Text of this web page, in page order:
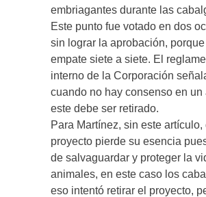
embriagantes durante las
Este punto fue votado en dos
sin lograr la aprobación,
empate siete a siete. El
interno de la Corporación
cuando no hay consenso en un
este debe ser retirado.
Para Martínez, sin este artículo,
proyecto pierde su esencia
de salvaguardar y proteger la
animales, en este caso los
eso intentó retirar el proyecto,